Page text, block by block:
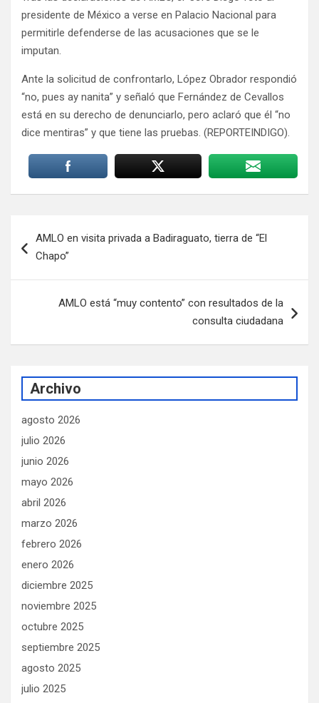
presidente de México a verse en Palacio Nacional para
permitirle defenderse de las acusaciones que se le
imputan.
Ante la solicitud de confrontarlo, López Obrador respondió
“no, pues ay nanita” y señaló que Fernández de Cevallos
está en su derecho de denunciarlo, pero aclaró que él “no
dice mentiras” y que tiene las pruebas. (REPORTEINDIGO).
de
AMLO en visita privada a Badiraguato, tierra de “El
Chapo”
AMLO está “muy contento” con resultados de la
consulta ciudadana
Archivo
agosto 2026
julio 2026
junio 2026
mayo 2026
abril 2026
marzo 2026
febrero 2026
enero 2026
diciembre 2025
noviembre 2025
octubre 2025
septiembre 2025
agosto 2025
julio 2025